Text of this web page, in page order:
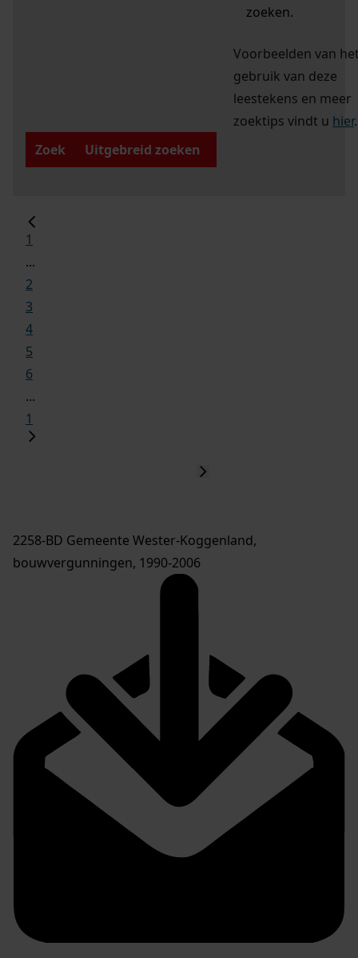
zoeken.
Voorbeelden van
gebruik van deze
leestekens en meer
zoektips vindt u hier.
Zoek
Uitgebreid zoeken
1
...
2
3
4
5
6
...
1
2258-BD Gemeente Wester-Koggenland,
bouwvergunningen, 1990-2006